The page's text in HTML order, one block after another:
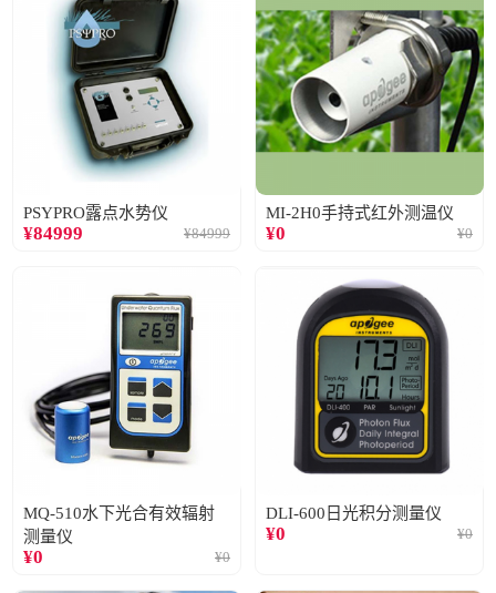
PSYPRO露点水势仪
¥84999 ¥84999
MI-2H0手持式红外测温仪
¥0 ¥0
MQ-510水下光合有效辐射
测量仪
¥0 ¥0
DLI-600日光积分测量仪
¥0 ¥0